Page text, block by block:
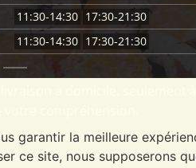
11:30-14:30 17:30-21:30
11:30-14:30 17:30-21:30
à domicile, seulement
garantir la meilleure
ce site, nous supposerons